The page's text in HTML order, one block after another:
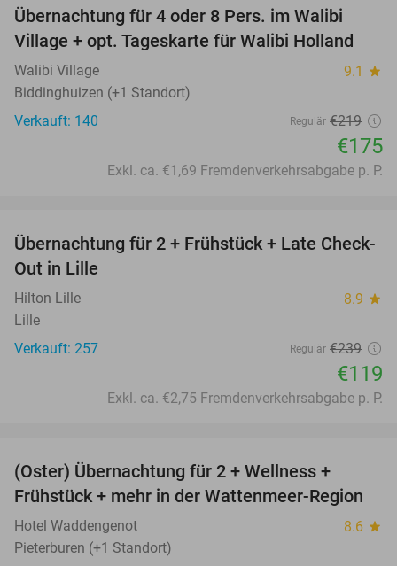
Übernachtung für 4 oder 8 Pers. im Walibi
Village + opt. Tageskarte für Walibi Holland
Walibi Village 9.1 star
Biddinghuizen (+1 Standort)
Verkauft: 140
Regulär €219
€175
Exkl. ca. €1,69 Fremdenverkehrsabgabe p. P.
50%
Übernachtung für 2 + Frühstück + Late Check-
Out in Lille
Hilton Lille 8.9 star
Lille
Verkauft: 257
Regulär €239
€119
Exkl. ca. €2,75 Fremdenverkehrsabgabe p. P.
(Oster) Übernachtung für 2 + Wellness +
Frühstück + mehr in der Wattenmeer-Region
Hotel Waddengenot 8.6 star
Pieterburen (+1 Standort)